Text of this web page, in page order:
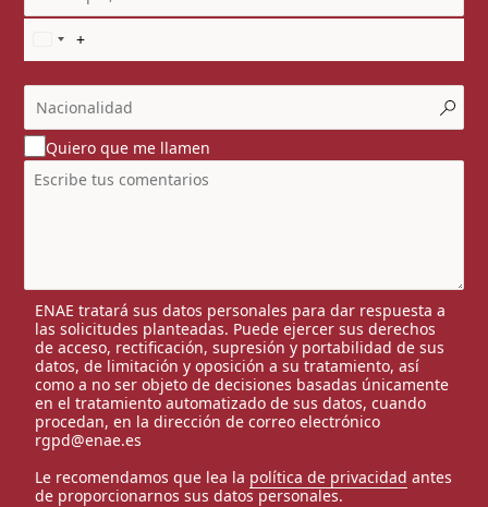
Quiero que me llamen
ENAE tratará sus datos personales para dar respuesta a
las solicitudes planteadas. Puede ejercer sus derechos
de acceso, rectificación, supresión y portabilidad de sus
datos, de limitación y oposición a su tratamiento, así
como a no ser objeto de decisiones basadas únicamente
en el tratamiento automatizado de sus datos, cuando
procedan, en la dirección de correo electrónico
rgpd@enae.es
Le recomendamos que lea la política de privacidad antes
de proporcionarnos sus datos personales.